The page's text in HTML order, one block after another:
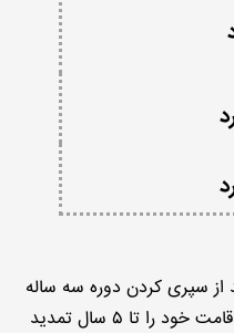
از سپری کردن دوره سه ساله
بعد از کارت اقامت اولیه ، میتوانید اقامت خود را تا ۵ سال تمدید